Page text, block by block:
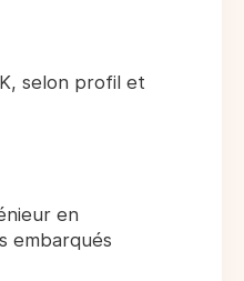
selon profil et
en
embarqués